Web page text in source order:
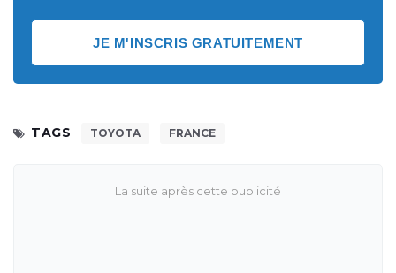
JE M'INSCRIS GRATUITEMENT
TAGS TOYOTA FRANCE